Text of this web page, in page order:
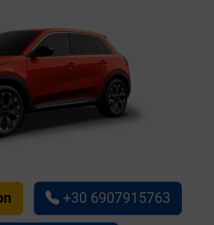
+30 6907915763